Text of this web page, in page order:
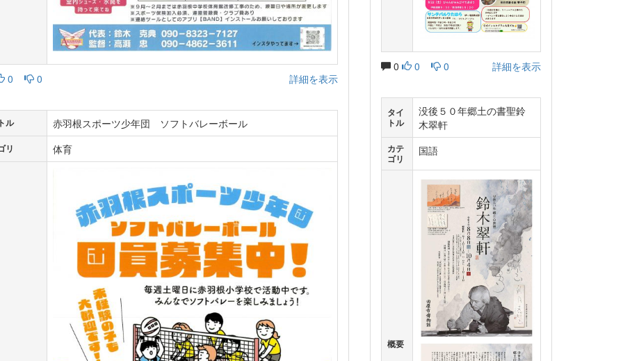
0 0 詳細を表示
ル 赤羽根スポーツ少年団 ソフトバレーボール
リ 体育
0 0 0 詳細を表示
タイ
トル
没後５０年郷土の書聖鈴
木翠軒
カテ
ゴリ
国語
概要